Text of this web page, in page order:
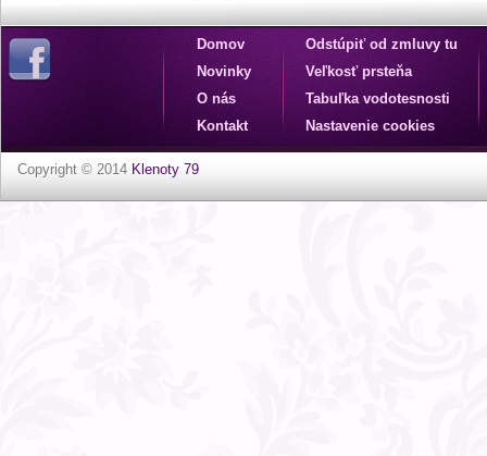
Domov
Novinky
O nás
Kontakt
Odstúpiť od zmluvy tu
Veľkosť prsteňa
Tabuľka vodotesnosti
Nastavenie cookies
Copyright © 2014 Klenoty 79